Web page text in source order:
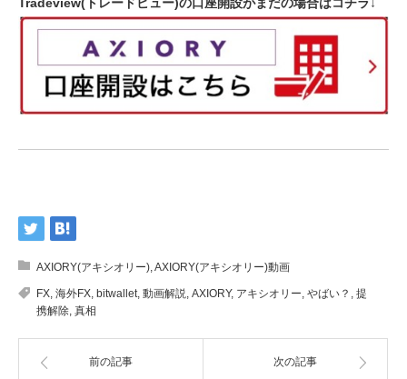
AXIORY(アキシオリー),AXIORY(アキシオリー)動画
FX, 海外FX, bitwallet, 動画解説, AXIORY, アキシオリー, やばい？ , 提
携解除, 真相
前の記事 次の記事